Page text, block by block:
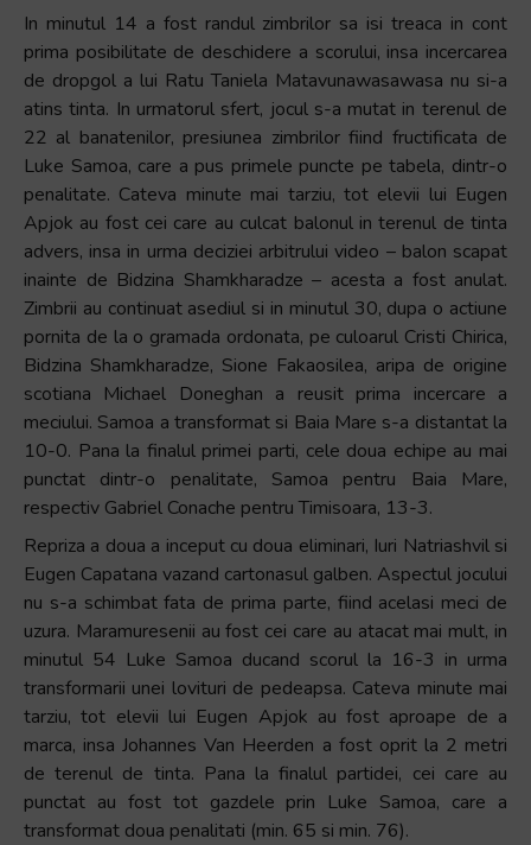
In minutul 14 a fost randul zimbrilor sa isi treaca in cont
prima posibilitate de deschidere a scorului, insa incercarea
de dropgol a lui Ratu Taniela Matavunawasawasa nu si-a
atins tinta. In urmatorul sfert, jocul s-a mutat in terenul de
22 al banatenilor, presiunea zimbrilor fiind fructificata de
Luke Samoa, care a pus primele puncte pe tabela, dintr-o
penalitate. Cateva minute mai tarziu, tot elevii lui Eugen
Apjok au fost cei care au culcat balonul in terenul de tinta
advers, insa in urma deciziei arbitrului video – balon scapat
inainte de Bidzina Shamkharadze – acesta a fost anulat.
Zimbrii au continuat asediul si in minutul 30, dupa o actiune
pornita de la o gramada ordonata, pe culoarul Cristi Chirica,
Bidzina Shamkharadze, Sione Fakaosilea, aripa de origine
scotiana Michael Doneghan a reusit prima incercare a
meciului. Samoa a transformat si Baia Mare s-a distantat la
10-0. Pana la finalul primei parti, cele doua echipe au mai
punctat dintr-o penalitate, Samoa pentru Baia Mare,
respectiv Gabriel Conache pentru Timisoara, 13-3.
Repriza a doua a inceput cu doua eliminari, Iuri Natriashvil si
Eugen Capatana vazand cartonasul galben. Aspectul jocului
nu s-a schimbat fata de prima parte, fiind acelasi meci de
uzura. Maramuresenii au fost cei care au atacat mai mult, in
minutul 54 Luke Samoa ducand scorul la 16-3 in urma
transformarii unei lovituri de pedeapsa. Cateva minute mai
tarziu, tot elevii lui Eugen Apjok au fost aproape de a
marca, insa Johannes Van Heerden a fost oprit la 2 metri
de terenul de tinta. Pana la finalul partidei, cei care au
punctat au fost tot gazdele prin Luke Samoa, care a
transformat doua penalitati (min. 65 si min. 76).